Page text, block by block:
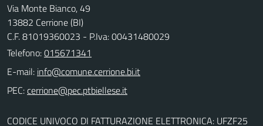
Via Monte Bianco, 49
13882 Cerrione (BI)
C.F. 81019360023 - P.Iva: 00431480029
Telefono:015671341
E-mail:
PEC:
CODICE UNIVOCO DI FATTURAZIONE ELETTRONICA: UFZF25